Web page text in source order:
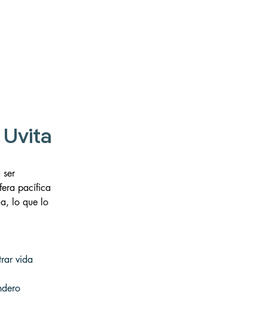
ser
pacífica
lo que lo
vida